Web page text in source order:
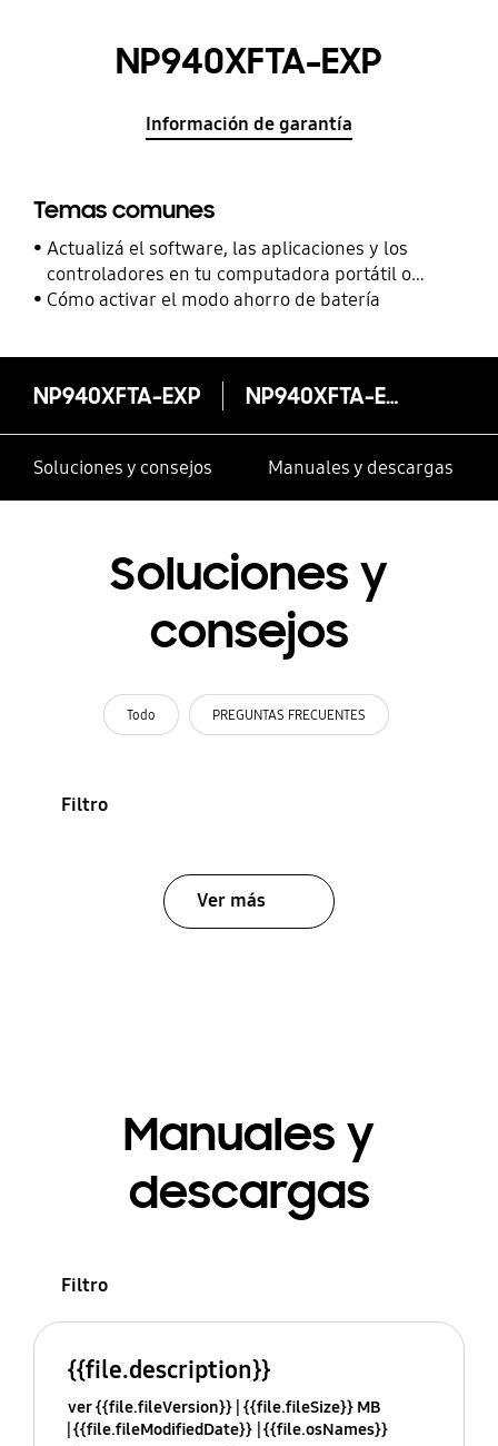
NP940XFTA-EXP
Información de garantía
Temas comunes
Actualizá el software, las aplicaciones y los
controladores en tu computadora portátil o
notebook Samsung
Cómo activar el modo ahorro de batería
NP940XFTA-EXP NP940XFTA-EXP
Soluciones y consejos Manuales y descargas
Soluciones y
consejos
Todo PREGUNTAS FRECUENTES
Filtro
Ver más
Manuales y
descargas
Filtro
{{file.description}}
ver {{file.fileVersion}} {{file.fileSize}} MB
{{file.fileModifiedDate}} {{file.osNames}}